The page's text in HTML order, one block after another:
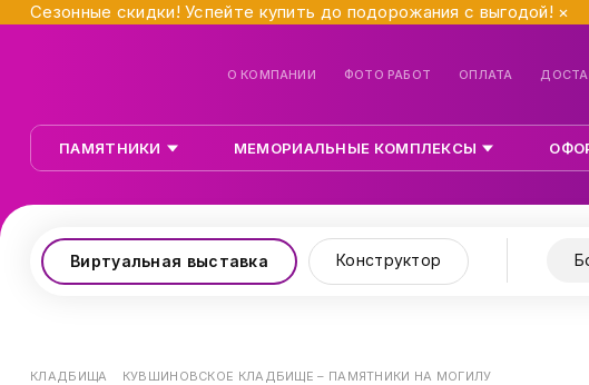
Сезонные скидки! Успейте купить до подорожания с выгодой! ×
О КОМПАНИИ ФОТО РАБОТ ОПЛАТА
ПАМЯТНИКИ МЕМОРИАЛЬНЫЕ КОМПЛЕКСЫ
Виртуальная выставка Конструктор
КЛАДБИЩА КУВШИНОВСКОЕ КЛАДБИЩЕ – ПАМЯТНИКИ НА МОГИЛУ